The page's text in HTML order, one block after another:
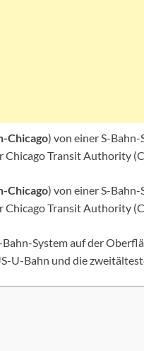
Chicago) von einer S-Bahn-
Chicago Transit Authority
Chicago) von einer S-Bahn-
Chicago Transit Authority
System auf der
U-Bahn und die